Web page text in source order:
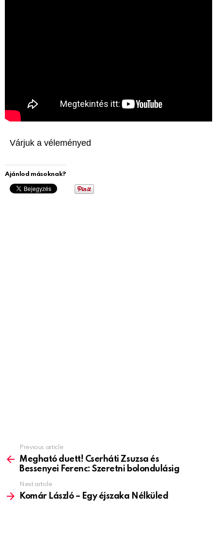
Várjuk a véleményed
Ajánlod másoknak?
more
Previous article
Megható duett! Cserháti Zsuzsa és
Bessenyei Ferenc: Szeretni bolondulásig
Next article
Komár László – Egy éjszaka Nélküled